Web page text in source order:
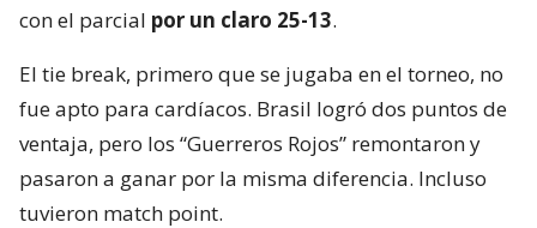
con el parcial por un claro 25-13.
El tie break, primero que se jugaba en el torneo, no
fue apto para cardíacos. Brasil logró dos puntos de
ventaja, pero los “Guerreros Rojos” remontaron y
pasaron a ganar por la misma diferencia. Incluso
tuvieron match point.